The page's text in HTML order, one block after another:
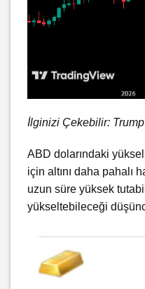
İlginizi Çekebilir:
ABD dolarındaki
için altını daha pahalı
uzun süre yüksek
yükseltebileceği